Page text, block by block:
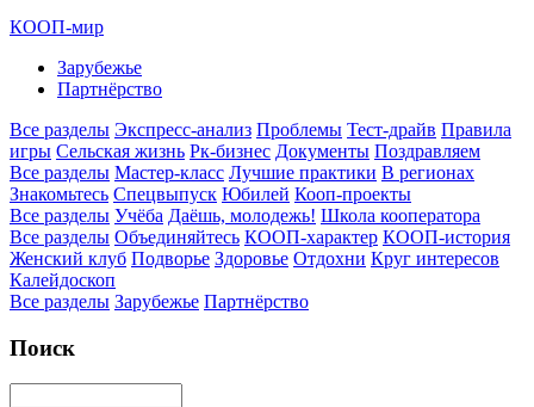
КООП-мир
Зарубежье
Партнёрство
Все разделы Экспресс-анализ Проблемы Тест-драйв Правила
игры Сельская жизнь Рк-бизнес Документы Поздравляем
Все разделы Мастер-класс Лучшие практики В регионах
Знакомьтесь Спецвыпуск Юбилей Кооп-проекты
Все разделы Учёба Даёшь, молодежь! Школа кооператора
Все разделы Объединяйтесь КООП-характер КООП-история
Женский клуб Подворье Здоровье Отдохни Круг интересов
Калейдоскоп
Все разделы Зарубежье Партнёрство
Поиск